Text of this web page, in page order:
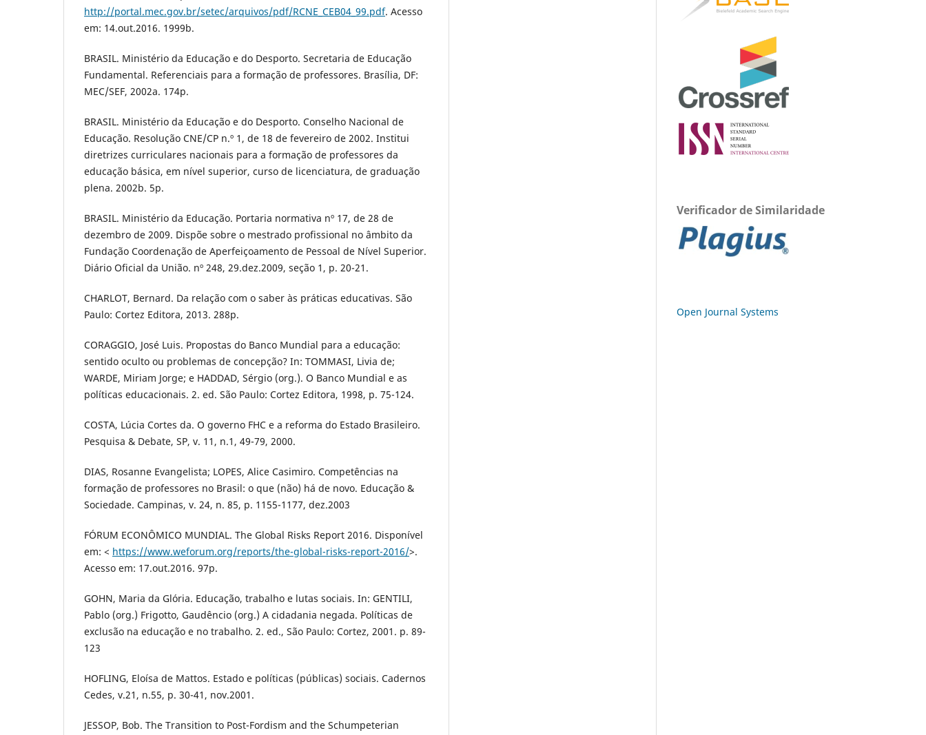
http://portal.mec.gov.br/setec/arquivos/pdf/RCNE_CEB04_99.pdf. Acesso
em: 14.out.2016. 1999b.
BRASIL. Ministério da Educação e do Desporto. Secretaria de Educação
Fundamental. Referenciais para a formação de professores. Brasília, DF:
MEC/SEF, 2002a. 174p.
BRASIL. Ministério da Educação e do Desporto. Conselho Nacional de
Educação. Resolução CNE/CP n.º 1, de 18 de fevereiro de 2002. Institui
diretrizes curriculares nacionais para a formação de professores da
educação básica, em nível superior, curso de licenciatura, de graduação
plena. 2002b. 5p.
BRASIL. Ministério da Educação. Portaria normativa nº 17, de 28 de
dezembro de 2009. Dispõe sobre o mestrado profissional no âmbito da
Fundação Coordenação de Aperfeiçoamento de Pessoal de Nível Superior.
Diário Oficial da União. nº 248, 29.dez.2009, seção 1, p. 20-21.
CHARLOT, Bernard. Da relação com o saber às práticas educativas. São
Paulo: Cortez Editora, 2013. 288p.
CORAGGIO, José Luis. Propostas do Banco Mundial para a educação:
sentido oculto ou problemas de concepção? In: TOMMASI, Livia de;
WARDE, Miriam Jorge; e HADDAD, Sérgio (org.). O Banco Mundial e as
políticas educacionais. 2. ed. São Paulo: Cortez Editora, 1998, p. 75-124.
COSTA, Lúcia Cortes da. O governo FHC e a reforma do Estado Brasileiro.
Pesquisa & Debate, SP, v. 11, n.1, 49-79, 2000.
DIAS, Rosanne Evangelista; LOPES, Alice Casimiro. Competências na
formação de professores no Brasil: o que (não) há de novo. Educação &
Sociedade. Campinas, v. 24, n. 85, p. 1155-1177, dez.2003
FÓRUM ECONÔMICO MUNDIAL. The Global Risks Report 2016. Disponível
em: < https://www.weforum.org/reports/the-global-risks-report-2016/>.
Acesso em: 17.out.2016. 97p.
GOHN, Maria da Glória. Educação, trabalho e lutas sociais. In: GENTILI,
Pablo (org.) Frigotto, Gaudêncio (org.) A cidadania negada. Políticas de
exclusão na educação e no trabalho. 2. ed., São Paulo: Cortez, 2001. p. 89-
123
HOFLING, Eloísa de Mattos. Estado e políticas (públicas) sociais. Cadernos
Cedes, v.21, n.55, p. 30-41, nov.2001.
JESSOP, Bob. The Transition to Post-Fordism and the Schumpeterian
Verificador de Similaridade
Open Journal Systems